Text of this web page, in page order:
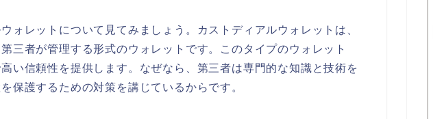
ォレットについて見てみましょう。カストディアルウォレットは、
三者が管理する形式のウォレットです。このタイプのウォレット
い信頼性を提供します。なぜなら、第三者は専門的な知識と技術を
保護するための対策を講じているからです。